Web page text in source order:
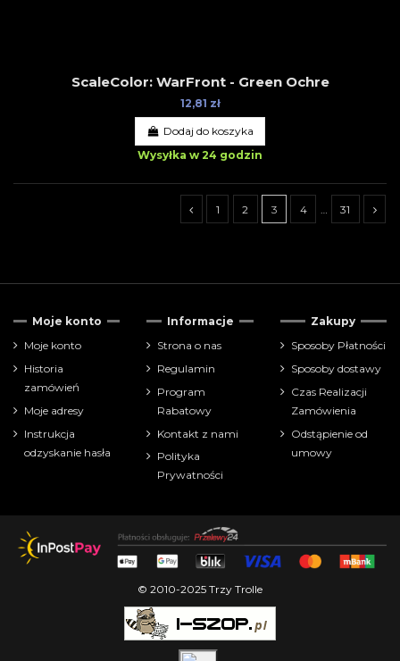
ScaleColor: WarFront - Green Ochre
12,81 zł
Dodaj do koszyka
Wysyłka w 24 godzin
1 2 3 4 31
Cena
zł
akcesoria-narzędzia
Moje konto
Moje konto
Historia
zamówień
Moje adresy
Instrukcja
odzyskanie hasła
Informacje
Strona o nas
Regulamin
Program
Rabatowy
Kontakt z nami
Polityka
Prywatności
Zakupy
Sposoby Płatności
Sposoby dostawy
Czas Realizacji
Zamówienia
Odstąpienie od
umowy
© 2010-2025 Trzy Trolle